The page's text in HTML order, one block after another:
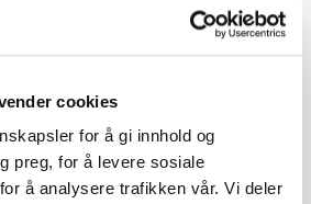
cookies
for å gi innhold og
preg, for å levere sosiale
å analysere trafikken vår. Vi deler
Utgitt for Solomonøyene og